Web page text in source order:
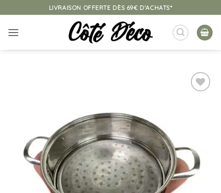
au
contenu
LIVRAISON OFFERTE DÈS 69€ D'ACHATS*